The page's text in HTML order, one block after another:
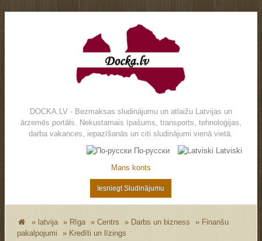
DOCKA.LV - Bezmaksas sludinājumu un atlaižu Latvijas un
ārzemēs portāls. Nekustamais īpašums, transports, tehnoloģijas,
darba vakances, iepazīšanās un citi sludinājumi vienā vietā.
По-русски
Latviski
Mans konts
Iesniegt Sludinājumu
» latvija » Rīga »Centrs » Darbs un bizness » Finanšu
pakalpojumi
» Kredīti un līzings